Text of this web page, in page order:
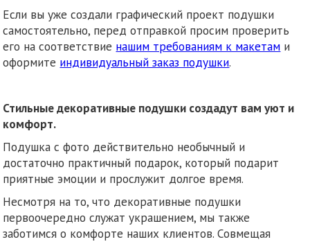
Если вы уже создали графический проект подушки
самостоятельно, перед отправкой просим проверить
его на соответствие нашим требованиям к макетам и
оформите индивидуальный заказ подушки.
Стильные декоративные подушки создадут вам уют и
комфорт.
Подушка с фото действительно необычный и
достаточно практичный подарок, который подарит
приятные эмоции и прослужит долгое время.
Несмотря на то, что декоративные подушки
первоочередно служат украшением, мы также
заботимся о комфорте наших клиентов. Совмещая